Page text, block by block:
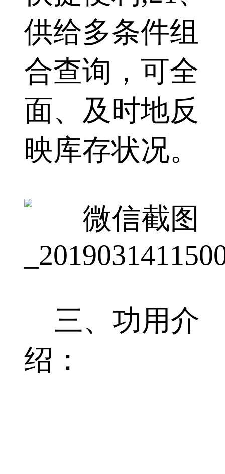
供给多条件组
合查询，可全
面、及时地反
映库存状况。
三、功用介
绍：